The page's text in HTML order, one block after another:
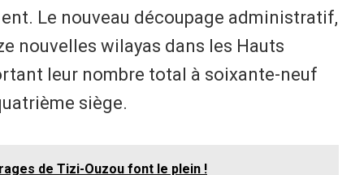
Le nouveau découpage administratif,
nouvelles wilayas dans les Hauts
leur nombre total à soixante-neuf
siège.
de Tizi-Ouzou font le plein !